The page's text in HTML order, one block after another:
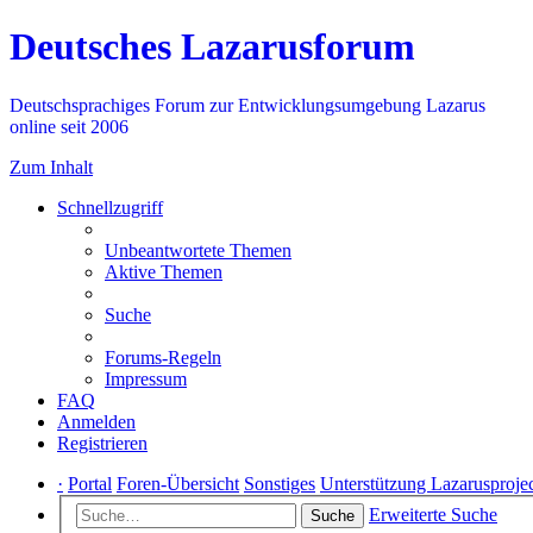
Deutsches Lazarusforum
Deutschsprachiges Forum zur Entwicklungsumgebung Lazarus
online seit 2006
Zum Inhalt
Schnellzugriff
Unbeantwortete Themen
Aktive Themen
Suche
Forums-Regeln
Impressum
FAQ
Anmelden
Registrieren
· Portal Foren-Übersicht Sonstiges Unterstützung
Suche Erweiterte Suche